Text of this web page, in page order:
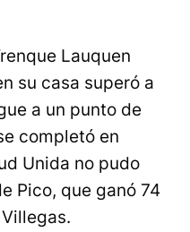
Lauquen
su casa superó a
a un punto de
completó en
Unida no pudo
Pico, que ganó 74